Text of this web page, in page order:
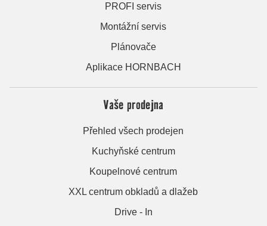
PROFI servis
Montážní servis
Plánovače
Aplikace HORNBACH
Vaše prodejna
Přehled všech prodejen
Kuchyňské centrum
Koupelnové centrum
XXL centrum obkladů a dlažeb
Drive - In